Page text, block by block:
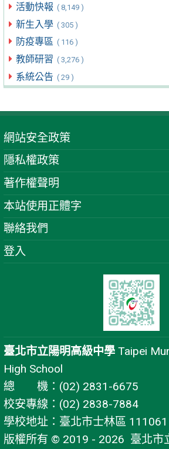
活動快報 ( 8,149 )
新生入學 ( 305 )
防疫專區 ( 116 )
教師研習 ( 3,276 )
系統公告 ( 29 )
網站安全政策
隱私權政策
著作權聲明
本站使用正體字
聯絡我們
登入
臺北市立陽明高級中學 Taipei
High School
總 機：(02) 2831-6675
校安專線：(02) 2838-7884
學校地址：臺北市士林區
版權所有 © 2019 - 2026 臺北市